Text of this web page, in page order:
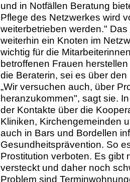
und in Notfällen Beratung
Pflege des Netzwerkes wird
weiterbetrieben werden."
weiterhin ein Knoten im
wichtig für die
betroffenen Frauen
die Beraterin, sei es über
„Wir versuchen auch, über
heranzukommen", sagt sie.
der Kontakte über die
Kliniken, Kirchengemeinden
auch in Bars und Bordellen
Gesundheitsprävention. So
Prostitution verboten. Es gibt
versteckt und daher noch
Problem sind